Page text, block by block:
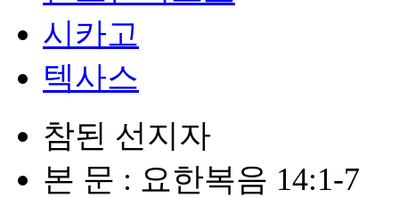
시카고
텍사스
참된 선지자
본 문 : 요한복음 14:1-7